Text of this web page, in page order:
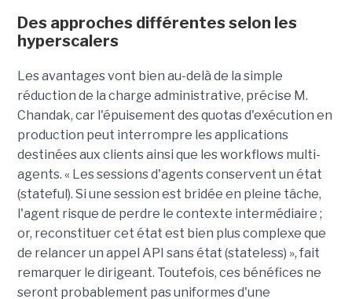
Des approches différentes selon les
hyperscalers
Les avantages vont bien au-delà de la simple
réduction de la charge administrative, précise M.
Chandak, car l'épuisement des quotas d'exécution en
production peut interrompre les applications
destinées aux clients ainsi que les workflows multi-
agents. « Les sessions d'agents conservent un état
(stateful). Si une session est bridée en pleine tâche,
l'agent risque de perdre le contexte intermédiaire ;
or, reconstituer cet état est bien plus complexe que
de relancer un appel API sans état (stateless) », fait
remarquer le dirigeant. Toutefois, ces bénéfices ne
seront probablement pas uniformes d'une